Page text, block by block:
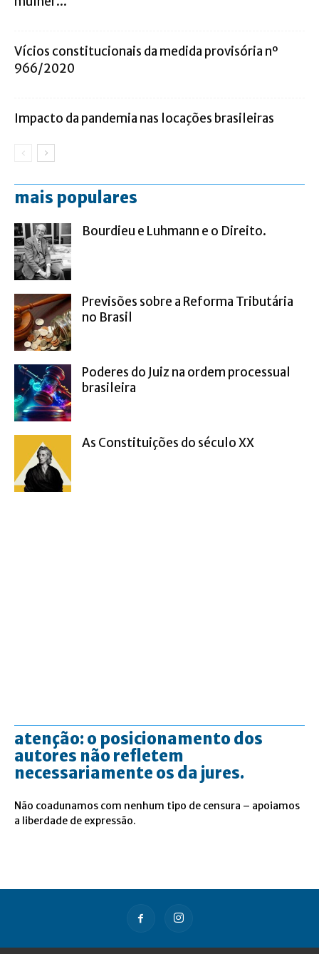
Vícios constitucionais da medida provisória nº
966/2020
Impacto da pandemia nas locações brasileiras
mais populares
Bourdieu e Luhmann e o Direito.
Previsões sobre a Reforma Tributária
no Brasil
Poderes do Juiz na ordem processual
brasileira
As Constituições do século XX
atenção: o posicionamento dos
autores não refletem
necessariamente os da jures.
Não coadunamos com nenhum tipo de censura – apoiamos
a liberdade de expressão.